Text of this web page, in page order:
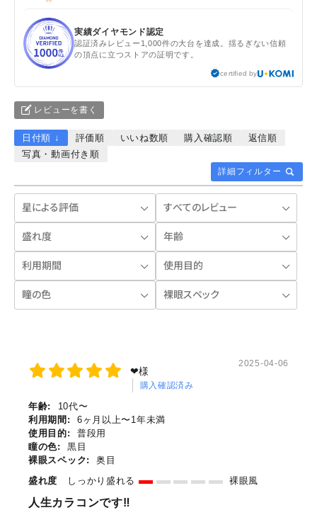
実績ダイヤモンド認定
認証済みレビュー1,000件の大台を達成。揺るぎない信頼
の頂点に立つストアの証明です。
certified by
レビューを書く
詳細フィルター
日付順 ↓ 評価順 いいね数順 購入確認順
返信順
写真・動画付き順
‪‪❤︎‬様
購入確認済み
2025-04-06
年齢:
10代〜
利用期間:
6ヶ月以上〜1年未満
使用目的:
普段用
瞳の色:
黒目
裸眼スペック:
奥目
盛れ度
しっかり盛れる 裸眼風
人生カラコンです‼️